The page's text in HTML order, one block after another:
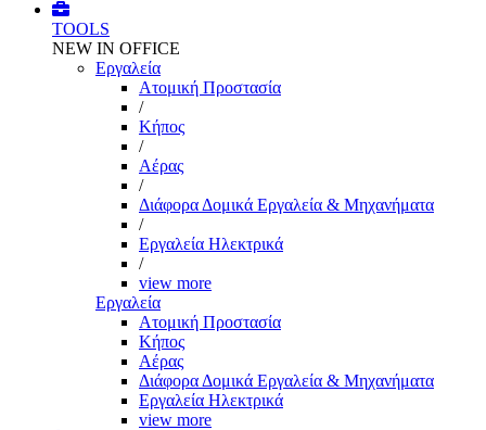
TOOLS
NEW IN OFFICE
Εργαλεία
Aτομική Προστασία
/
Kήπος
/
Αέρας
/
Διάφορα Δομικά Εργαλεία & Μηχανήματα
/
Εργαλεία Ηλεκτρικά
/
view more
Εργαλεία
Aτομική Προστασία
Kήπος
Αέρας
Διάφορα Δομικά Εργαλεία & Μηχανήματα
Εργαλεία Ηλεκτρικά
view more